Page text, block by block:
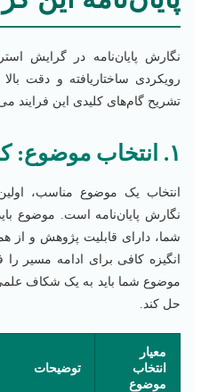
نگارش پایان‌نامه در گرایش
رویکردی ساختاریافته و دقت
تشریح گام‌های کلیدی این فرایند
۱. انتخاب موضوع: کلید موفقیت
انتخاب یک موضوع مناسب،
نگارش پایان‌نامه است. موضوع
شما، دارای قابلیت پژوهش و از
انگیزه کافی برای ادامه مسیر را
موضوع شما باید به یک شکاف
حل کند.
معیار
انتخاب
موضوع
توضیحات